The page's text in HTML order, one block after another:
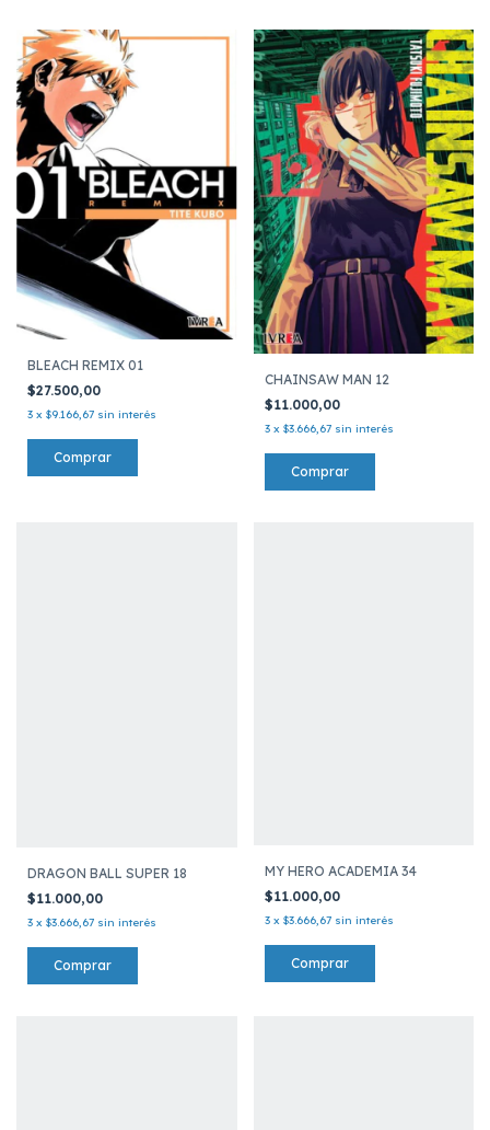
BLEACH REMIX 01
$27.500,00
3 x $9.166,67 sin interés
CHAINSAW MAN 12
$11.000,00
3 x $3.666,67 sin interés
DRAGON BALL SUPER 18
$11.000,00
3 x $3.666,67 sin interés
MY HERO ACADEMIA 34
$11.000,00
3 x $3.666,67 sin interés